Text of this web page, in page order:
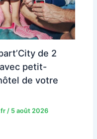
de 2
petit-
de votre
/ 5 août 2026